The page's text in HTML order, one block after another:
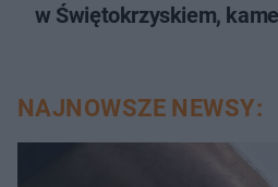
w Świętokrzyskiem,
NAJNOWSZE NEWSY: